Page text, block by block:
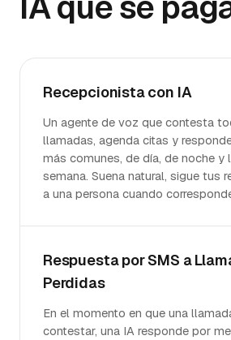
Recepcionista con IA
Un agente de voz que contesta
llamadas, agenda citas y
más comunes, de día, de noche y
semana. Suena natural, sigue tus
a una persona cuando
Respuesta por SMS a
Perdidas
En el momento en que una
contestar, una IA responde por